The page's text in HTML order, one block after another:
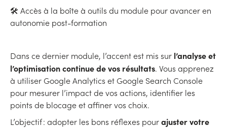
🛠 Accès à la boîte à outils du module pour avancer en
autonomie post-formation
Dans ce dernier module, l’accent est mis sur l’analyse et
l’optimisation continue de vos résultats. Vous apprenez
à utiliser Google Analytics et Google Search Console
pour mesurer l’impact de vos actions, identifier les
points de blocage et affiner vos choix.
L’objectif : adopter les bons réflexes pourajuster votre